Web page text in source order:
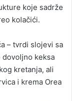
koje sadrže
kolačići.
– tvrdi slojevi sa
dovoljno keksa
kretanja, ali
i krema Orea